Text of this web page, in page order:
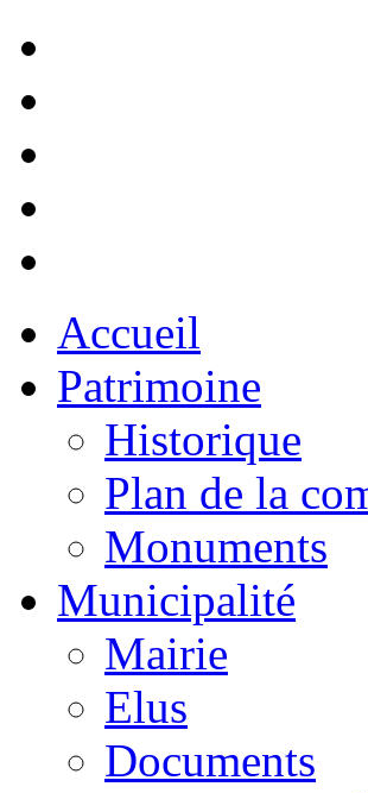
Accueil
Patrimoine
Historique
Plan de la
Monuments
Municipalité
Mairie
Elus
Documents